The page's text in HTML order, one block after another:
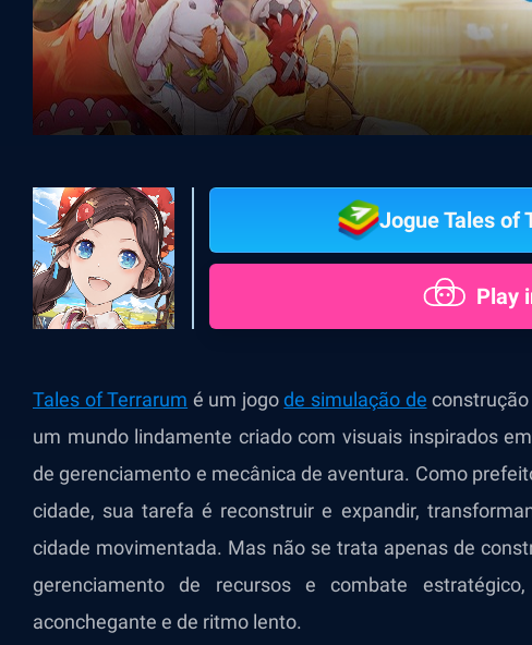
Jogue Tales of
Play
Tales of Terrarum é um jogode simulação de
um mundo lindamente criado com visuais inspirados
de gerenciamento e mecânica de aventura. Como
cidade, sua tarefa é reconstruir e expandir,
cidade movimentada. Mas não se trata apenas de
gerenciamento de recursos e combate
aconchegante e de ritmo lento.